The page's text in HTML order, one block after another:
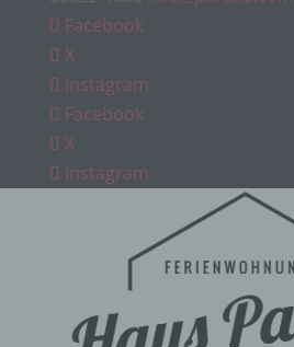
Facebook
X
Instagram
Facebook
X
Instagram